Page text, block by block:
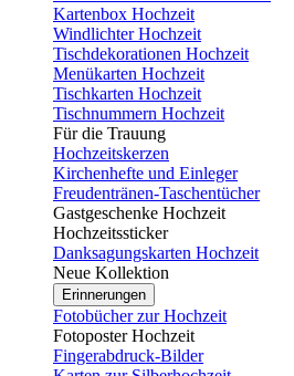
Kartenbox Hochzeit
Windlichter Hochzeit
Tischdekorationen Hochzeit
Menükarten Hochzeit
Tischkarten Hochzeit
Tischnummern Hochzeit
Für die Trauung
Hochzeitskerzen
Kirchenhefte und Einleger
Freudentränen-Taschentücher
Gastgeschenke Hochzeit
Hochzeitssticker
Danksagungskarten Hochzeit
Neue Kollektion
Erinnerungen
Fotobücher zur Hochzeit
Fotoposter Hochzeit
Fingerabdruck-Bilder